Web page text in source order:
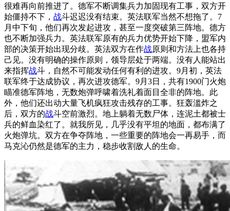
很难再向前推进了。德军不断调集兵力加固现有工事，双方开
始僵持不下， 战斗迟迟没有结束。英法联军当然不想拖了。7
月中下旬，他们再次发起进攻，甚至一度突破第三阵地。德方
也不断加强兵力。英法联军原有的兵力优势开始下降，盟军内
部的决策开始出现分歧。英法双方在作战原则和方法上也各持
己见。没有明确的操作原则，领导层处于两端。没有人能站出
来指挥战斗，自然不可能发动任何有利的进攻。9月初，英法
联军终于达成协议，再次进攻德军。9月3日，共有1900门火炮
瞄准德军阵地，无数炮弹呼啸着洗礼着面目全非的阵地。此
外，他们还出动大量飞机疯狂攻击残存的工事。狂轰滥炸之
后，双方的战斗空前激烈。地上躺着无数尸体，连泥土都被士
兵的鲜血染红了。就我所见，几乎没有平坦的地面，都布满了
火炮弹坑。双方在争夺阵地，一些重要的阵地会一再易手，而
马克沁仍然是德军的主力，稳步收割敌人的生命。